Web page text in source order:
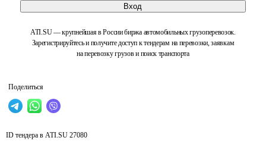
Вход
ATI.SU — крупнейшая в России биржа автомобильных грузоперевозок.
Зарегистрируйтесь и получите доступ к тендерам на перевозки, заявкам
на перевозку грузов и поиск транспорта
Поделиться
ID тендера в ATI.SU 27080